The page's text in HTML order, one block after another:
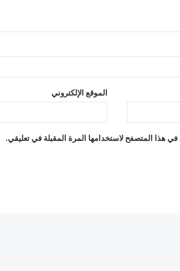
الموقع الإلكتروني
هذا المتصفح لاستخدامها المرة المقبلة في تعليقي.